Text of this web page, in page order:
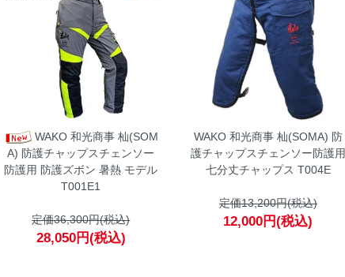
WAKO 和光商事 杣(SOM
A) 防護チャップスチェンソー
防護用 防護ズボン 暑熱 モデル
T001E1
定価36,300円(税込)
28,050円(税込)
WAKO 和光商事 杣(SOMA) 防
護チャップスチェンソー防護用
七分丈チャップス T004E
定価13,200円(税込)
12,000円(税込)